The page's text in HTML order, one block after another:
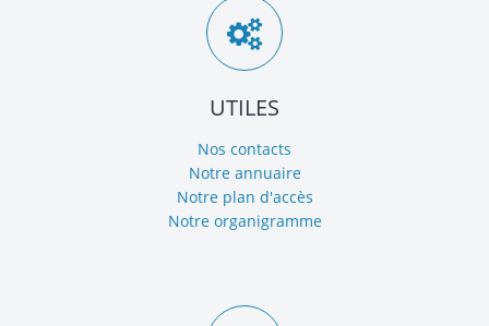
UTILES
Nos contacts
Notre annuaire
Notre plan d'accès
Notre organigramme